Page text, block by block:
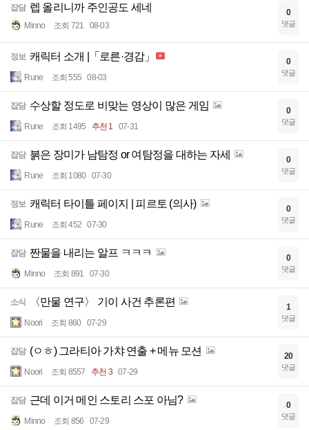
잡담 렙 올리니까 주인공도 세네
Minno 조회 721 08-03
0
댓글
정보 캐릭터 소개 |「로른·경감」
Rune 조회 555 08-03
0
댓글
잡담 수상할 정도로 비맞는 영상이 많은 게임
Rune 조회 1495 추천 1 07-31
0
댓글
잡담 붉은 장미가 남탐정 or 여탐정을 대하는 자세
Rune 조회 1080 07-30
0
댓글
정보 캐릭터 타이틀 페이지 | 피르토 (의사)
Rune 조회 452 07-30
0
댓글
잡담 짠물을 내리는 알프 ㅋㅋㅋ
Minno 조회 891 07-30
0
댓글
소식 〈만물 연구〉 기이 사건 추론편
Noori 조회 860 07-29
1
댓글
잡담 (ㅇㅎ) 그라티아 가챠 연출 + 메뉴 모션
Noori 조회 8557 추천 3 07-29
20
댓글
잡담 근데 이거 메인 스토리 스포 아님?
Minno 조회 856 07-29
0
댓글